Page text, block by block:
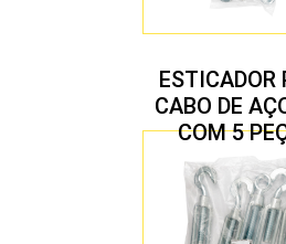
ESTICADOR
CABO DE
COM 5